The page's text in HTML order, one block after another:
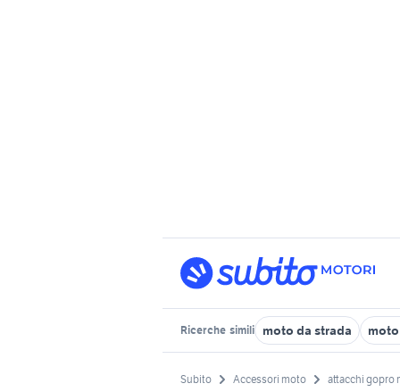
Ricerche simili moto da strada
Subito Accessori moto attacchi gopro